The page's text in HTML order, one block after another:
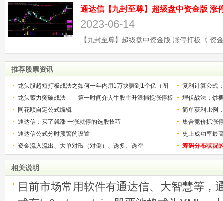
2023-06-14
推荐股票资讯
龙头股超短打板战法之如何一年内用1万块赚到1个亿（图
解）
复利计算公式
少？
龙头蓄力突破战法——第一时间介入牛股主升浪捕捉涨停板
的技巧（图解）
埋伏战法：炒
同花顺自定公式编辑
简单获利比例
用
通达信：买了就涨 一涨就停的选股技巧
集合竞价抓涨
通达信公式分时预警的设置
史上成功率最
称选股法宝！
资金流入流出、大单对敲（对倒）、诱多、诱空 筹码分布状况
相关说明
目前市场常用软件有通达信、大智慧等，